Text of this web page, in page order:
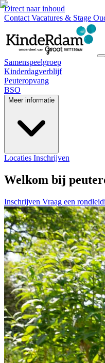
Direct naar inhoud
Contact Vacatures & Stage
Samenspeelgroep
Kinderdagverblijf
Peuteropvang
BSO
Meer informatie
Locaties Inschrijven
Welkom bij
Inschrijven Vraag een